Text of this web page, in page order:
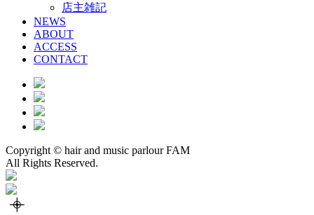
店主雑記
NEWS
ABOUT
ACCESS
CONTACT
Copyright © hair and music parlour FAM
All Rights Reserved.